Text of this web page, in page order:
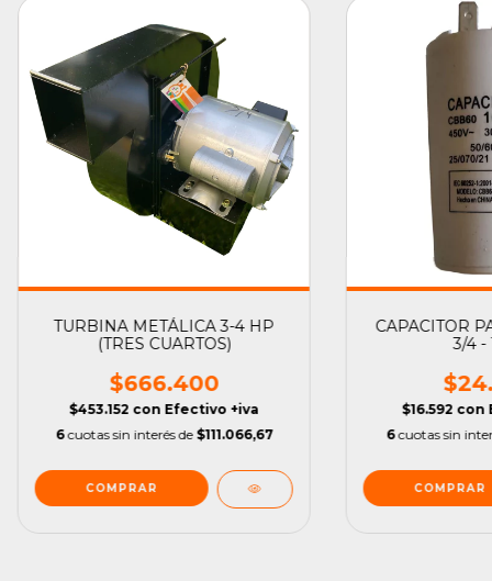
TURBINA METÁLICA 3-4 HP
(TRES CUARTOS)
$666.400
$453.152 con Efectivo +iva
6 cuotas sin interés de $111.066,67
CAPACITOR
3/4 -
$16.592 con
6 cuotas sin